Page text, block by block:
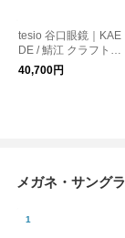
tesio 谷口眼鏡｜KAE
DE / 鯖江 クラフトサ
ングラス / 谷口眼鏡
（全3色）
40,700円
メガネ・サング